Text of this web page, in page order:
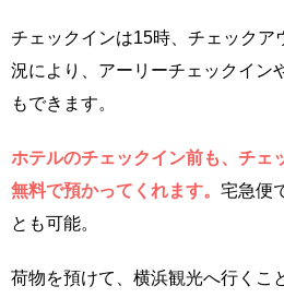
チェックインは15時、チェックア
況により、アーリーチェックイン
もできます。
ホテルのチェックイン前も、チェ
無料で預かってくれます。 宅急便
とも可能。
荷物を預けて、横浜観光へ行くこ